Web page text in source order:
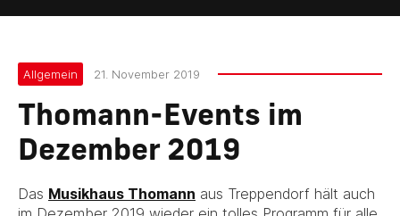
Allgemein 21. November 2019
Thomann-Events im
Dezember 2019
Das Musikhaus Thomann aus Treppendorf hält auch